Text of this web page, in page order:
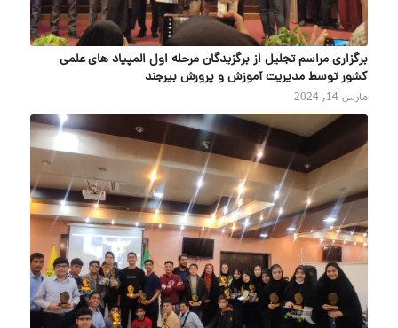
برگزاری مراسم تجلیل از برگزیدگان مرحله اول المپیاد های علمی
کشور توسط مدیریت آموزش و پرورش بیرجند
مارس 14, 2024